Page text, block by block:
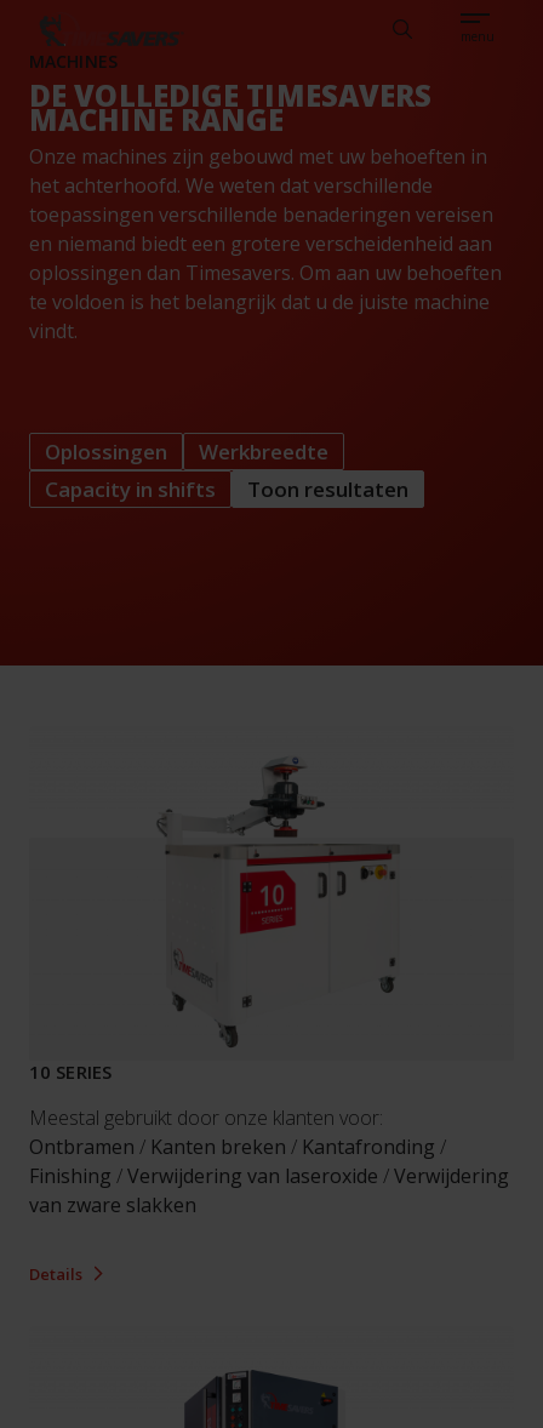
Search menu
MACHINES
DE VOLLEDIGE TIMESAVERS
MACHINE RANGE
Onze machines zijn gebouwd met uw behoeften in
het achterhoofd. We weten dat verschillende
toepassingen verschillende benaderingen vereisen
en niemand biedt een grotere verscheidenheid aan
oplossingen dan Timesavers. Om aan uw behoeften
te voldoen is het belangrijk dat u de juiste machine
vindt.
Oplossingen
Werkbreedte
Capacity in shifts
Toon resultaten
10 SERIES
Meestal gebruikt door onze klanten voor:
Ontbramen / Kanten breken / Kantafronding /
Finishing /Verwijdering van laseroxide /Verwijdering
van zware slakken
Details